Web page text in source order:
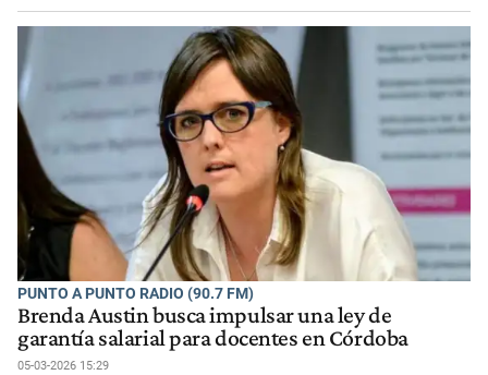
PUNTO A PUNTO RADIO (90.7 FM)
Brenda Austin busca impulsar una ley de
garantía salarial para docentes en Córdoba
05-03-2026 15:29